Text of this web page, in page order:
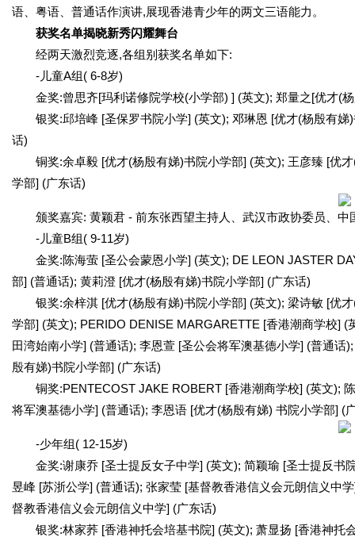
语、粤语、普通话作演讲,展现香港青少年的两文三语能力。
获奖名单揭晓新秀闪耀舞台
经两天激烈竞逐,各组别获奖名单如下:
-儿童A组( 6-8岁)
金奖:曾思齐[玛利诺修院学校(小学部) ] (英文); 郑量之[优才(
银奖:邱培峰 [圣保罗书院小学] (英文); 邓琳恩 [优才(杨殷有
话)
铜奖:余卓毅 [优才(杨殷有娣)书院小学部] (英文); 王彦臻 [优
学部] (广东话)
颁奖嘉宾: 黄颖君 - 前东张西望主持人、武汉市政协委员、
-儿童B组( 9-11岁)
金奖:陈海萤 [圣公会蒙恩小学] (英文); DE LEON JASTER
部] (普通话); 黄莉澄 [优才(杨殷有娣)书院小学部] (广东话)
银奖:余梓淇 [优才(杨殷有娣)书院小学部] (英文); 梁诗敏 [优
学部] (英文); PERIDO DENISE MARGARETTE [香港潮商学校]
田湾始南小学] (普通话); 李恩萱 [圣公会将军澳基德小学] (普通
殷有娣)书院小学部] (广东话)
铜奖:PENTECOST JAKE ROBERT [香港潮商学校] (英文);
将军澳基德小学] (普通话); 李恩语 [优才(杨殷有娣) 书院小学部] (
-少年组( 12-15岁)
金奖:谢康乔 [圣士提反女子中学] (英文); 简颖瑜 [圣士提反
昱峰 [苏浙公学] (普通话); 张家莹 [基督教香港信义会元朗信义中
督教香港信义会元朗信义中学] (广东话)
银奖:林家荞 [香港神托会培基书院] (英文); 萧显扬 [香港神